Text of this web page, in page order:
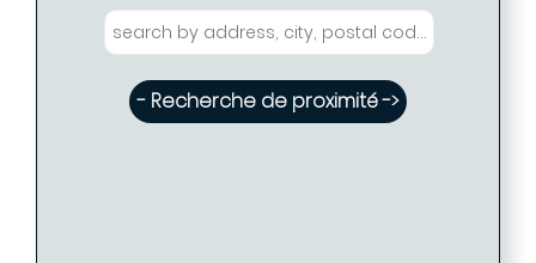
- Recherche de proximité ->